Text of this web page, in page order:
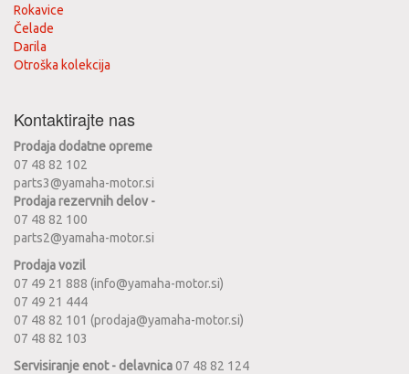
Rokavice
Čelade
Darila
Otroška kolekcija
Kontaktirajte nas
Prodaja dodatne opreme
07 48 82 102
parts3@yamaha-motor.si
Prodaja rezervnih delov -
07 48 82 100
parts2@yamaha-motor.si
Prodaja vozil
07 49 21 888 (info@yamaha-motor.si)
07 49 21 444
07 48 82 101 (prodaja@yamaha-motor.si)
07 48 82 103
Servisiranje enot - delavnica07 48 82 124